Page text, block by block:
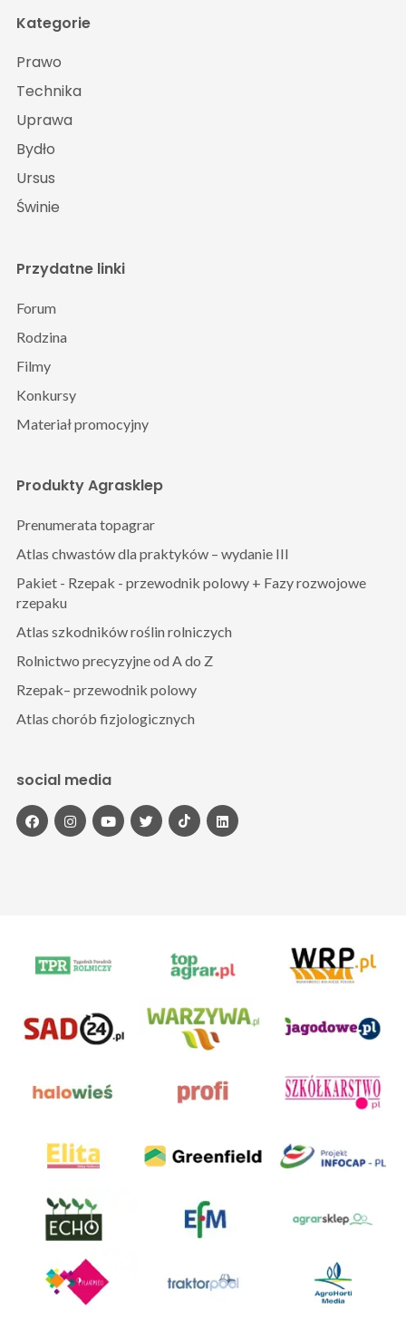
Kategorie
Prawo
Technika
Uprawa
Bydło
Ursus
Świnie
Produkty Agrasklep
Prenumerata topagrar
Atlas chwastów dla praktyków – wydanie III
Pakiet - Rzepak - przewodnik polowy + Fazy rozwojowe
rzepaku
Atlas szkodników roślin rolniczych
Rolnictwo precyzyjne od A do Z
Rzepak– przewodnik polowy
Atlas chorób fizjologicznych
Przydatne linki
Forum
Rodzina
Filmy
Konkursy
Materiał promocyjny
social media